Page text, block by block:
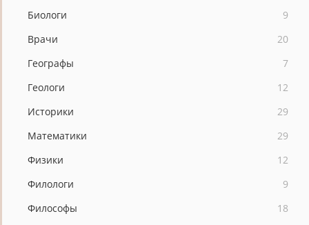
Биологи
9
Врачи
20
Географы
7
Геологи
12
Историки
29
Математики
29
Физики
12
Филологи
9
Философы
18